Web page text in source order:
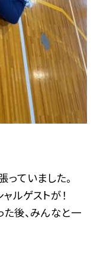
ていました。
ルゲストが！
後、みんなと一